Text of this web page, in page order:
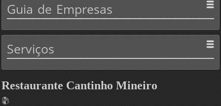
Guia de Empresas
Serviços
Restaurante Cantinho Mineiro